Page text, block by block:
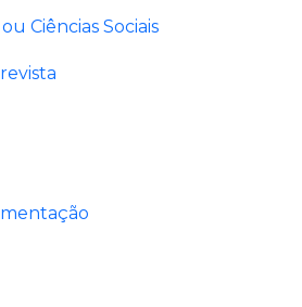
Ciências Sociais